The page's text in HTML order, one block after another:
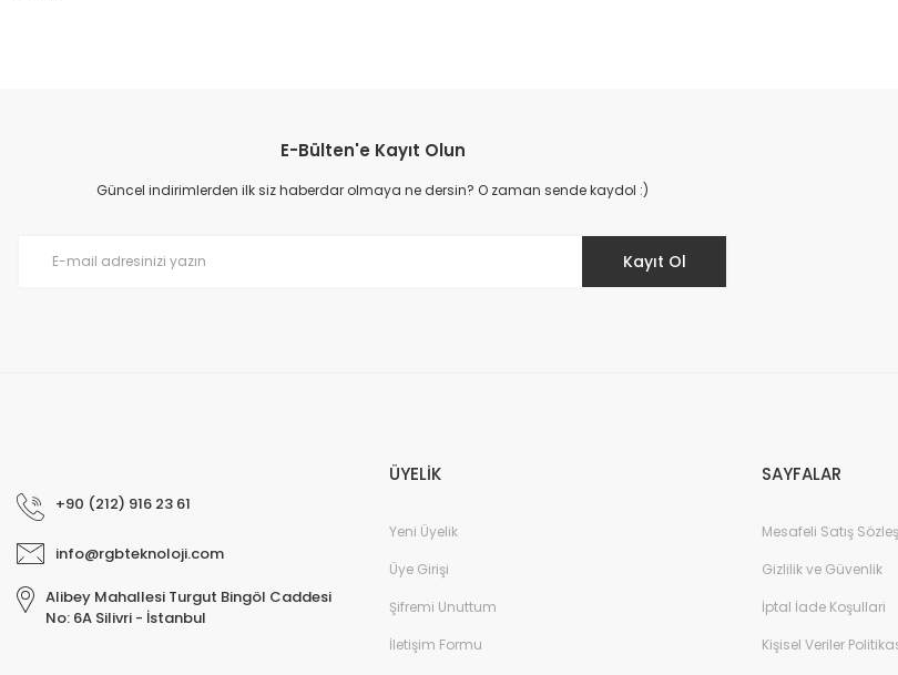
Ürün resmi kalitesiz, bozuk veya görüntülenemiyor.
Ürün açıklamasında eksik bilgiler bulunuyor.
E-Bülten'e Kayıt Olun
Güncel indirimlerden ilk siz haberdar olmaya ne dersin? O zaman sende kaydol :)
Kayıt Ol
+90 (212) 916 23 61
info@rgbteknoloji.com
Alibey Mahallesi Turgut Bingöl Caddesi
No: 6A Silivri - İstanbul
ÜYELİK
Yeni Üyelik
Üye Girişi
Şifremi Unuttum
İletişim Formu
SAYFALAR
Mesafeli Satış
Gizlilik ve Güvenlik
İptal İade Koşullari
Kişisel Veriler